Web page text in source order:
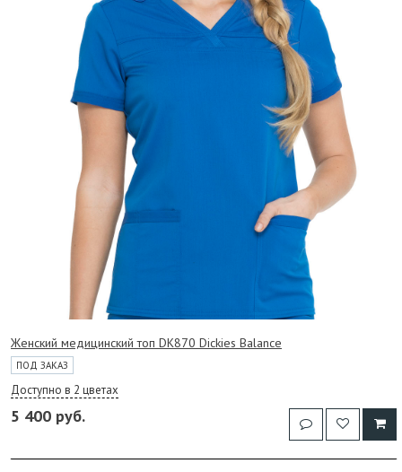
Женский медицинский топ DK870 Dickies Balance
ПОД ЗАКАЗ
Доступно в 2 цветах
5 400 руб.